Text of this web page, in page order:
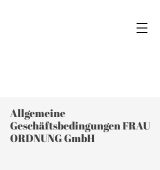
Allgemeine
Geschäftsbedingungen FRAU
ORDNUNG GmbH